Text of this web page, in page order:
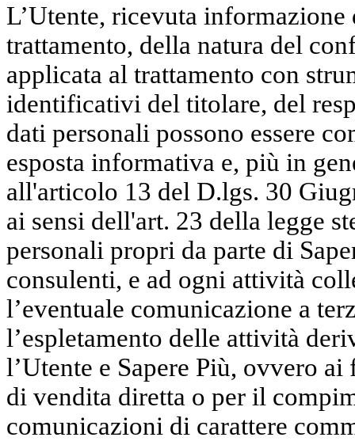
L’Utente, ricevuta
trattamento, della natura del
applicata al trattamento con
identificativi del titolare, del
dati personali possono essere
esposta informativa e, più in
all'articolo 13 del D.lgs. 30
ai sensi dell'art. 23 della legge
personali propri da parte di
consulenti, e ad ogni attività
l’eventuale comunicazione a
l’espletamento delle attività
l’Utente e Sapere Più, ovvero
di vendita diretta o per il
comunicazioni di carattere